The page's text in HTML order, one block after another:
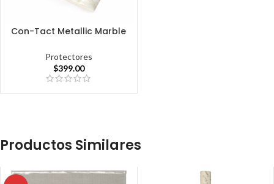
Con-Tact Metallic Marble
Protectores
$399.00
Productos Similares